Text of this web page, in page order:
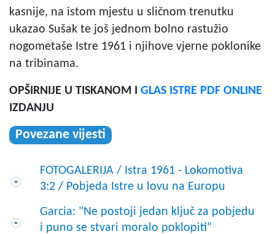
kasnije, na istom mjestu u sličnom trenutku
ukazao Sušak te još jednom bolno rastužio
nogometaše Istre 1961 i njihove vjerne poklonike
na tribinama.
OPŠIRNIJE U TISKANOM I GLAS ISTRE PDF ONLINE
IZDANJU
Povezane vijesti
FOTOGALERIJA / Istra 1961 - Lokomotiva
3:2 / Pobjeda Istre u lovu na Europu
Garcia: "Ne postoji jedan ključ za pobjedu
i puno se stvari moralo poklopiti"